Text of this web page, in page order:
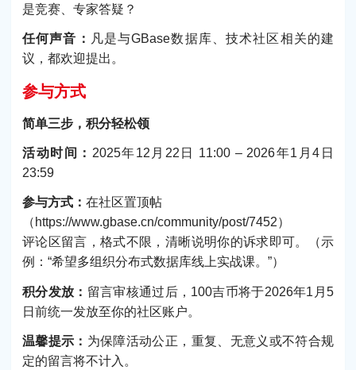
是竞赛、专家答疑？
任何声音： 凡是与GBase数据库、技术社区相关的建
议，都欢迎提出。
参与方式
简单三步，积分轻松领
活动时间： 2025年12月22日 11:00 – 2026年1月4日
23:59
参与方式： 在社区置顶帖
（https://www.gbase.cn/community/post/7452）
评论区留言，格式不限，清晰说明你的诉求即可。（示
例：“希望多组织分布式数据库线上实战课。”）
积分发放： 留言审核通过后，100吉币将于2026年1月5
日前统一发放至你的社区账户。
温馨提示： 为保障活动公正，重复、无意义或不符合规
定的留言将不计入。